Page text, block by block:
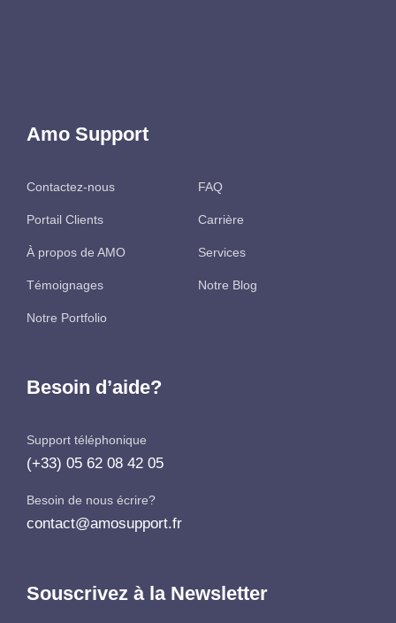
Amo Support
Contactez-nous FAQ
Portail Clients Carrière
À propos de AMO Services
Témoignages Notre Blog
Notre Portfolio
Besoin d’aide?
Support téléphonique
(+33) 05 62 08 42 05
Besoin de nous écrire?
contact@amosupport.fr
Souscrivez à la Newsletter